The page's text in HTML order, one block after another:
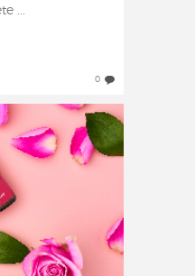
...
0